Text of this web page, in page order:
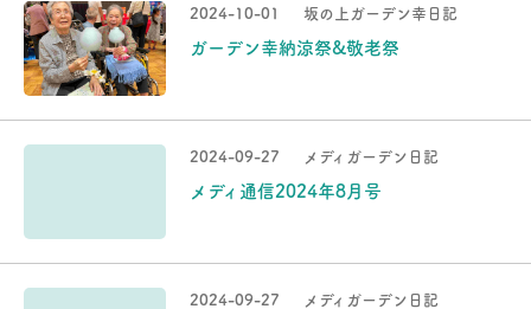
2024-10-01 坂の上ガーデン幸日記
ガーデン幸納涼祭&敬老祭
2024-09-27 メディガーデン日記
メディ通信2024年8月号
2024-09-27 メディガーデン日記